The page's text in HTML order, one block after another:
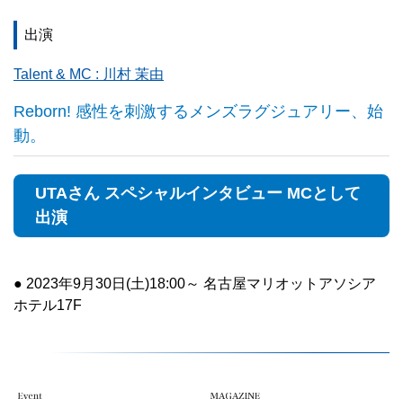
出演
Talent & MC : 川村 茉由
Reborn! 感性を刺激するメンズラグジュアリー、始
動。
UTAさん スペシャルインタビュー MCとして
出演
● 2023年9月30日(土)18:00～ 名古屋マリオットアソシア
ホテル17F